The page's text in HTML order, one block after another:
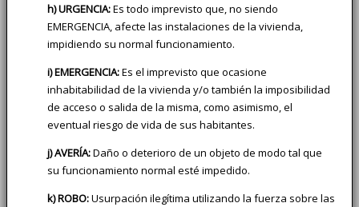
h) URGENCIA:Es todo imprevisto que, no siendo
EMERGENCIA, afecte las instalaciones de la vivienda,
impidiendo su normal funcionamiento.
i) EMERGENCIA:Es el imprevisto que ocasione
inhabitabilidad de la vivienda y/o también la imposibilidad
de acceso o salida de la misma, como asimismo, el
eventual riesgo de vida de sus habitantes.
j) AVERÍA:Daño o deterioro de un objeto de modo tal que
su funcionamiento normal esté impedido.
k) ROBO:Usurpación ilegítima utilizando la fuerza sobre las